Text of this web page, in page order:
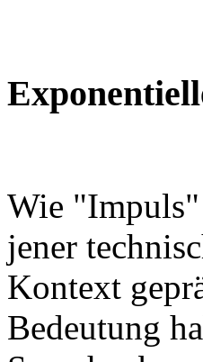
Wie
jener
Kontext
Bedeutung